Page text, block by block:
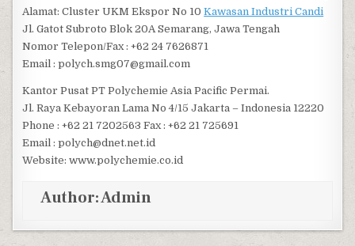
Alamat: Cluster UKM Ekspor No 10Kawasan Industri Candi
Jl. Gatot Subroto Blok 20A Semarang, Jawa Tengah
Nomor Telepon/Fax : +62 24 7626871
Email : polych.smg07@gmail.com
Kantor Pusat PT Polychemie Asia Pacific Permai.
Jl. Raya Kebayoran Lama No 4/15 Jakarta – Indonesia 12220
Phone : +62 21 7202563 Fax : +62 21 725691
Email : polych@dnet.net.id
Website: www.polychemie.co.id
Author:Admin